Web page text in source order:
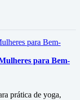
para Bem-
prática de yoga,